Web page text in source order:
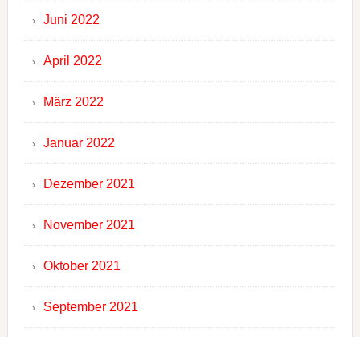
Juni 2022
April 2022
März 2022
Januar 2022
Dezember 2021
November 2021
Oktober 2021
September 2021